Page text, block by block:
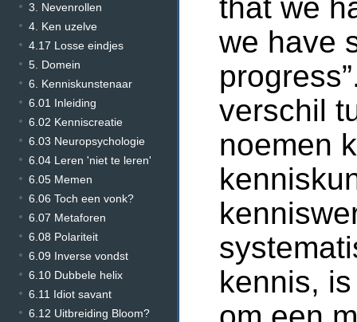
3. Nevenrollen
4. Ken uzelve
4.17 Losse eindjes
5. Domein
6. Kenniskunstenaar
6.01 Inleiding
6.02 Kenniscreatie
6.03 Neuropsychologie
6.04 Leren 'niet te leren'
6.05 Memen
6.06 Toch een vonk?
6.07 Metaforen
6.08 Polariteit
6.09 Inverse vondst
6.10 Dubbele helix
6.11 Idiot savant
6.12 Uitbreiding Bloom?
that we
we have
verschil
noemen
kennis,